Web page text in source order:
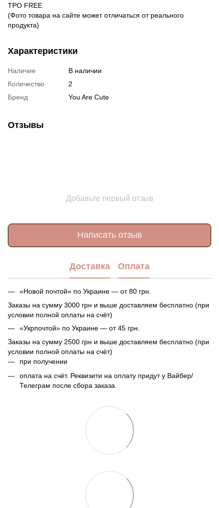
TPO FREE
(Фото товара на сайте может отличаться от реального
продукта)
Характеристики
Наличие
В наличии
Количество
2
Бренд
You Are Cute
Отзывы
Добавьте первый отзыв
Написать отзыв
Доставка Оплата
«Новой почтой» по Украине — от 80 грн.
Заказы на сумму 3000 грн и выше доставляем бесплатно (при
условии полной оплаты на счёт)
«Укрпочтой» по Украине — от 45 грн.
Заказы на сумму 2500 грн и выше доставляем бесплатно (при
условии полной оплаты на счёт)
при получении
оплата на счёт. Реквизити на оплату придут у Вайбер/
Телеграм после сбора заказа.